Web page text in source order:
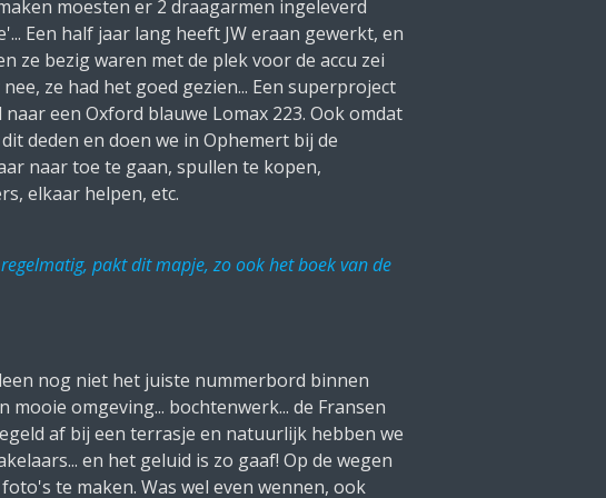
moesten er 2 draagarmen ingeleverd
Een half jaar lang heeft JW eraan gewerkt, en
ze bezig waren met de plek voor de accu zei
ze had het goed gezien... Een superproject
een Oxford blauwe Lomax 223. Ook omdat
deden en doen we in Ophemert bij de
naar toe te gaan, spullen te kopen,
elkaar helpen, etc.
pakt dit mapje, zo ook het boek van de
nog niet het juiste nummerbord binnen
omgeving... bochtenwerk... de Fransen
af bij een terrasje en natuurlijk hebben we
en het geluid is zo gaaf! Op de wegen
te maken. Was wel even wennen, ook